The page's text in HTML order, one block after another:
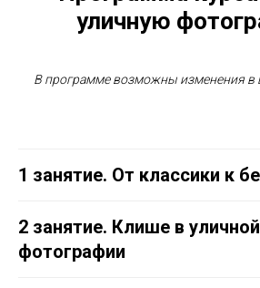
уличную
В программе возможны изменения в
1 занятие. От классики к
2 занятие. Клише в уличной
фотографии